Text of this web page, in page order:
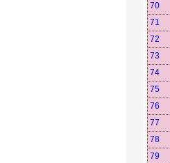
70
71
72
73
74
75
76
77
78
79